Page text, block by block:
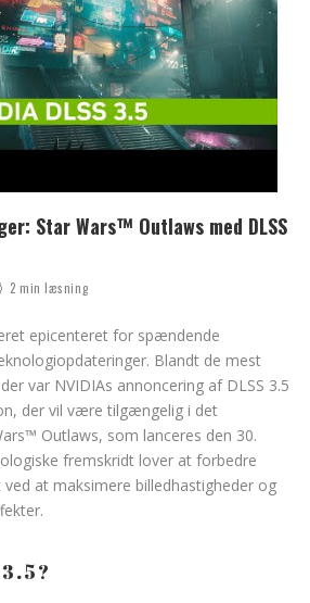
Star Wars™ Outlaws med DLSS
2 min læsning
epicenteret for spændende
Blandt de mest
var NVIDIAs annoncering af DLSS 3.5
der vil være tilgængelig i det
Outlaws, som lanceres den 30.
fremskridt lover at forbedre
at maksimere billedhastigheder og
3.5?